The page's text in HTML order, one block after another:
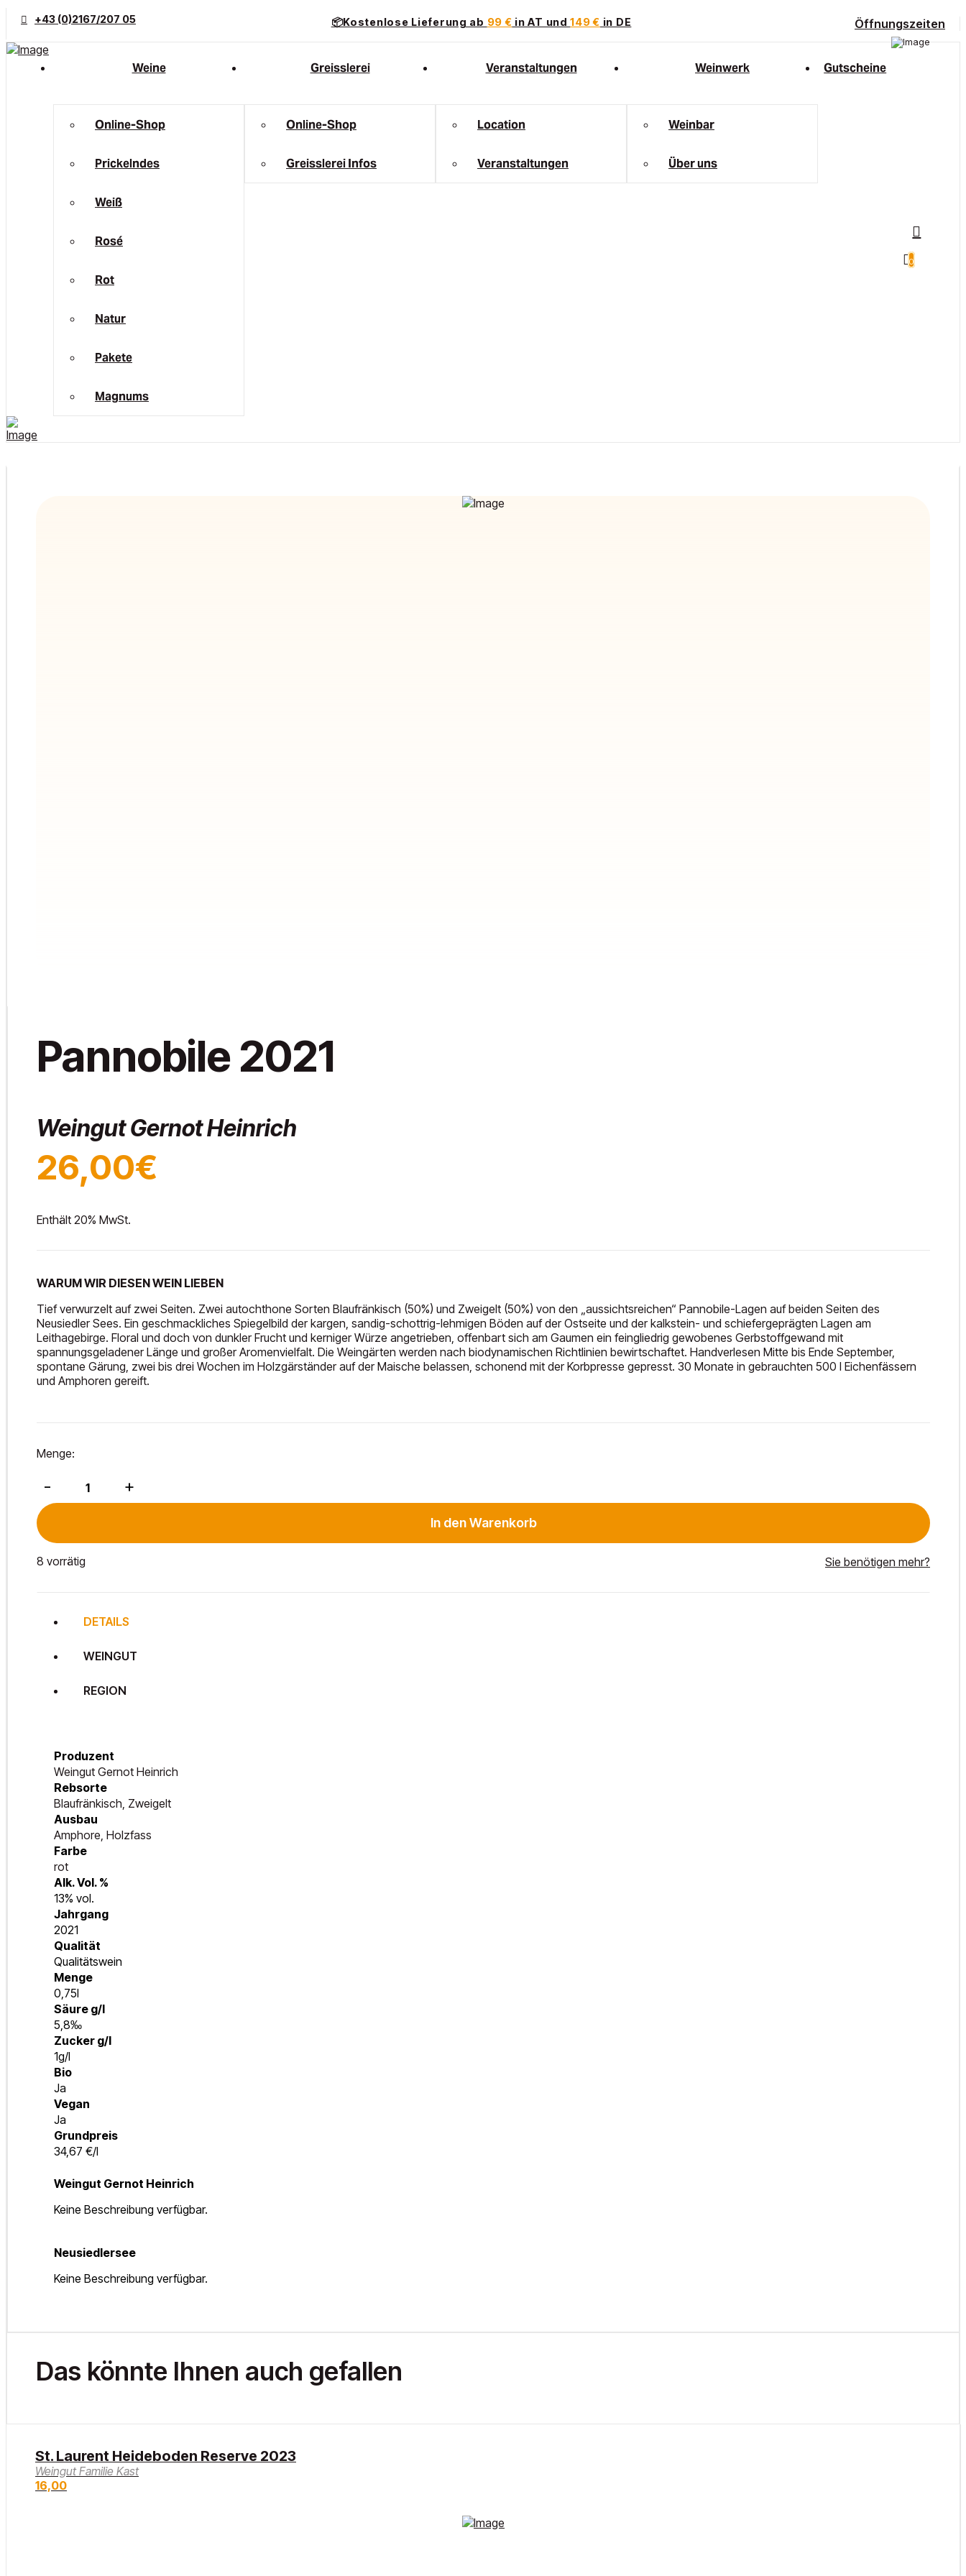
+43 (0)2167/207 05 📦Kostenlose Lieferung ab 99 € in AT und149 € in DE Öffnungszeiten
Weine
Online-Shop
Prickelndes
Weiß
Rosé
Rot
Natur
Pakete
Magnums
Greisslerei
Online-Shop
Greisslerei Infos
Veranstaltungen
Location
Veranstaltungen
Weinwerk
Weinbar
Über uns
Gutscheine
0
Pannobile 2021
Weingut Gernot Heinrich
26,00€
Enthält 20% MwSt.
WARUM WIR DIESEN WEIN LIEBEN
Tief verwurzelt auf zwei Seiten. Zwei autochthone Sorten Blaufränkisch (50%) und Zweigelt (50%) von den „aussichtsreichen“ Pannobile-Lagen auf beiden Seiten des
Neusiedler Sees. Ein geschmackliches Spiegelbild der kargen, sandig-schottrig-lehmigen Böden auf der Ostseite und der kalkstein- und schiefergeprägten Lagen am
Leithagebirge. Floral und doch von dunkler Frucht und kerniger Würze angetrieben, offenbart sich am Gaumen ein feingliedrig gewobenes Gerbstoffgewand mit
spannungsgeladener Länge und großer Aromenvielfalt. Die Weingärten werden nach biodynamischen Richtlinien bewirtschaftet. Handverlesen Mitte bis Ende September,
spontane Gärung, zwei bis drei Wochen im Holzgärständer auf der Maische belassen, schonend mit der Korbpresse gepresst. 30 Monate in gebrauchten 500 l Eichenfässern
und Amphoren gereift.
Menge:
-
Menge
+
In den Warenkorb
8 vorrätig Sie benötigen mehr?
DETAILS
WEINGUT
REGION
Produzent
Weingut Gernot Heinrich
Rebsorte
Blaufränkisch, Zweigelt
Ausbau
Amphore, Holzfass
Farbe
rot
Alk. Vol. %
13% vol.
Jahrgang
2021
Qualität
Qualitätswein
Menge
0,75l
Säure g/l
5,8‰
Zucker g/l
1g/l
Bio
Ja
Vegan
Ja
Grundpreis
34,67 €/l
Weingut Gernot Heinrich
Keine Beschreibung verfügbar.
Neusiedlersee
Keine Beschreibung verfügbar.
Das könnte Ihnen auch gefallen
St. Laurent Heideboden Reserve 2023
Weingut Familie Kast
16,00